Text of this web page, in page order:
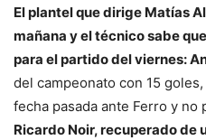
El plantel que dirige Matías
mañana y el técnico sabe
para el partido del viernes:
del campeonato con 15
fecha pasada ante Ferro y no
Ricardo Noir, recuperado de